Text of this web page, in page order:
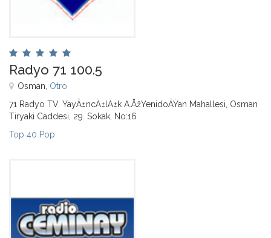
Radyo 71 100.5
Osman, Otro
71 Radyo TV. YayÄ±ncÄ±lÄ±k A.ÅžYenidoÄŸan Mahallesi, Osman
Tiryaki Caddesi, 29. Sokak, No:16
Top 40 Pop